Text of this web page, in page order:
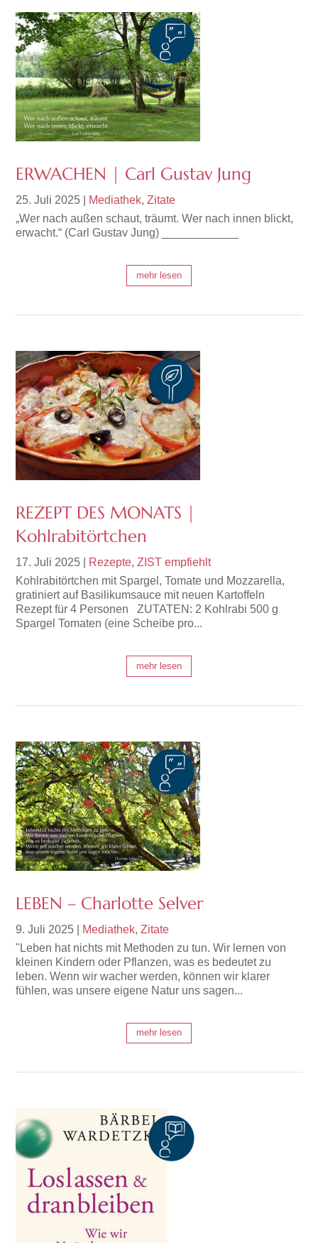
ERWACHEN | Carl Gustav Jung
25. Juli 2025 Mediathek,Zitate
„Wer nach außen schaut, träumt. Wer nach innen blickt,
erwacht.“ (Carl Gustav Jung) ____________
mehr lesen
REZEPT DES MONATS |
Kohlrabitörtchen
17. Juli 2025 Rezepte,ZIST empfiehlt
Kohlrabitörtchen mit Spargel, Tomate und Mozzarella,
gratiniert auf Basilikumsauce mit neuen Kartoffeln
Rezept für 4 Personen ZUTATEN: 2 Kohlrabi 500 g
Spargel Tomaten (eine Scheibe pro...
mehr lesen
LEBEN – Charlotte Selver
9. Juli 2025 Mediathek,Zitate
"Leben hat nichts mit Methoden zu tun. Wir lernen von
kleinen Kindern oder Pflanzen, was es bedeutet zu
leben. Wenn wir wacher werden, können wir klarer
fühlen, was unsere eigene Natur uns sagen...
mehr lesen